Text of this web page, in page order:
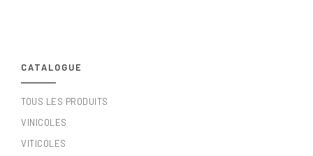
CATALOGUE
TOUS LES PRODUITS
VINICOLES
VITICOLES